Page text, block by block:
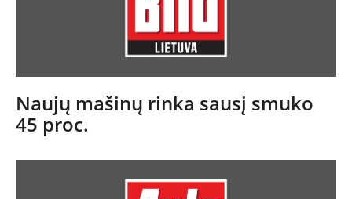
Naujų mašinų rinka sausį smuko
45 proc.